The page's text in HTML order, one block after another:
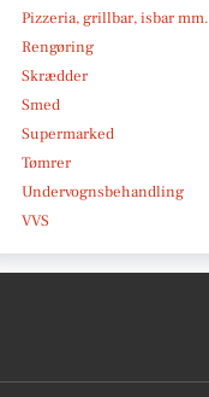
Pizzeria, grillbar, isbar mm.
Rengøring
Skrædder
Smed
Supermarked
Tømrer
Undervognsbehandling
VVS